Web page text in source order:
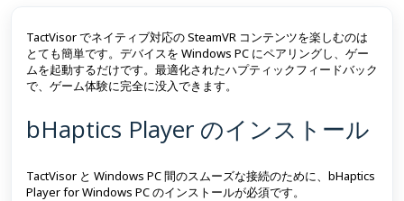
TactVisor でネイティブ対応の SteamVR コンテンツを楽しむのは
とても簡単です。デバイスを Windows PC にペアリングし、ゲー
ムを起動するだけです。最適化されたハプティックフィードバック
で、ゲーム体験に完全に没入できます。
bHaptics Player のインストール
TactVisor と Windows PC 間のスムーズな接続のために、bHaptics
Player for Windows PC のインストールが必須です。